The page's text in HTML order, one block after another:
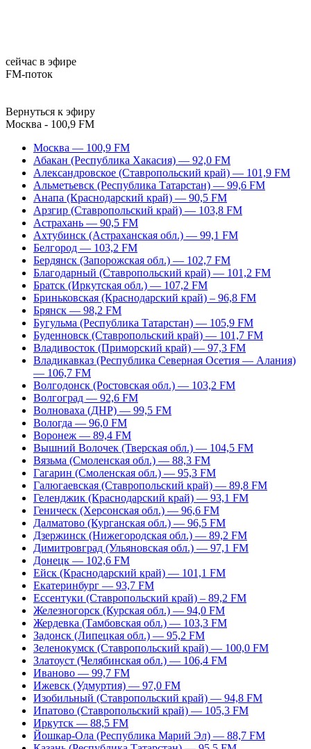
сейчас в эфире
FM-поток
Вернуться к эфиру
Москва - 100,9 FM
Москва — 100,9 FM
Абакан (Республика Хакасия) — 92,0 FM
Александровское (Ставропольский край) — 101,9 FM
Альметьевск (Республика Татарстан) — 99,6 FM
Анапа (Краснодарский край) — 90,5 FM
Арзгир (Ставропольский край) — 103,8 FM
Астрахань — 90,5 FM
Ахтубинск (Астраханская обл.) — 99,1 FM
Белгород — 103,2 FM
Бердянск (Запорожская обл.) — 102,7 FM
Благодарный (Ставропольский край) — 101,2 FM
Братск (Иркутская обл.) — 107,2 FM
Бриньковская (Краснодарский край) – 96,8 FM
Брянск — 98,2 FM
Бугульма (Республика Татарстан) — 105,9 FM
Буденновск (Ставропольский край) — 101,7 FM
Владивосток (Приморский край) — 97,3 FM
Владикавказ (Республика Северная Осетия — Алания)
— 106,7 FM
Волгодонск (Ростовская обл.) — 103,2 FM
Волгоград — 92,6 FM
Волноваха (ДНР) — 99,5 FM
Вологда — 96,0 FM
Воронеж — 89,4 FM
Вышний Волочек (Тверская обл.) — 104,5 FM
Вязьма (Смоленская обл.) — 88,3 FM
Гагарин (Смоленская обл.) — 95,3 FM
Галюгаевская (Ставропольский край) — 89,8 FM
Геленджик (Краснодарский край) — 93,1 FM
Геническ (Херсонская обл.) — 96,6 FM
Далматово (Курганская обл.) — 96,5 FM
Дзержинск (Нижегородская обл.) — 89,2 FM
Димитровград (Ульяновская обл.) — 97,1 FM
Донецк — 102,6 FM
Ейск (Краснодарский край) — 101,1 FM
Екатеринбург — 93,7 FM
Ессентуки (Ставропольский край) – 89,2 FM
Железногорск (Курская обл.) — 94,0 FM
Жердевка (Тамбовская обл.) — 103,3 FM
Задонск (Липецкая обл.) — 95,2 FM
Зеленокумск (Ставропольский край) — 100,0 FM
Златоуст (Челябинская обл.) — 106,4 FM
Иваново — 99,7 FM
Ижевск (Удмуртия) — 97,0 FM
Изобильный (Ставропольский край) — 94,8 FM
Ипатово (Ставропольский край) — 105,3 FM
Иркутск — 88,5 FM
Йошкар-Ола (Республика Марий Эл) — 88,7 FM